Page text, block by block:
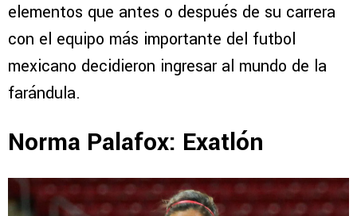
elementos que antes o después de su carrera
con el equipo más importante del futbol
mexicano decidieron ingresar al mundo de la
farándula.
Norma Palafox: Exatlón